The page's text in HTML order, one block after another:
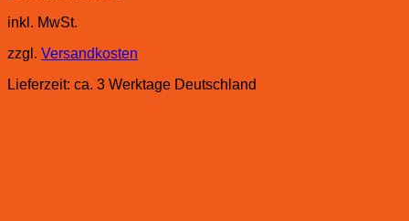
inkl. MwSt.
zzgl. Versandkosten
Lieferzeit: ca. 3 Werktage Deutschland